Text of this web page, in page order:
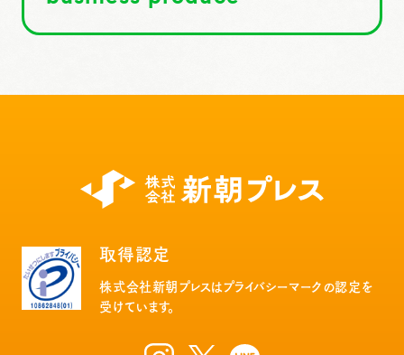
取得認定
株式会社新朝プレスはプライバシーマークの認定を
受けています。